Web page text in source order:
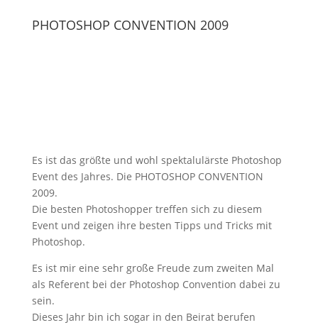
PHOTOSHOP CONVENTION 2009
Es ist das größte und wohl spektalulärste Photoshop
Event des Jahres. Die PHOTOSHOP CONVENTION
2009.
Die besten Photoshopper treffen sich zu diesem
Event und zeigen ihre besten Tipps und Tricks mit
Photoshop.
Es ist mir eine sehr große Freude zum zweiten Mal
als Referent bei der Photoshop Convention dabei zu
sein.
Dieses Jahr bin ich sogar in den Beirat berufen